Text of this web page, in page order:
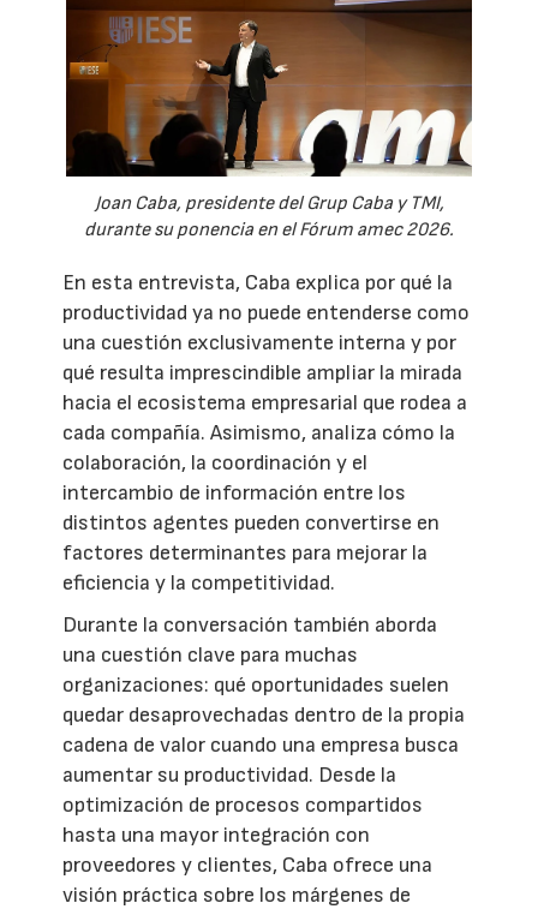
Joan Caba, presidente del Grup Caba y TMI,
durante su ponencia en el Fórum amec 2026.
En esta entrevista, Caba explica por qué la
productividad ya no puede entenderse como
una cuestión exclusivamente interna y por
qué resulta imprescindible ampliar la mirada
hacia el ecosistema empresarial que rodea a
cada compañía. Asimismo, analiza cómo la
colaboración, la coordinación y el
intercambio de información entre los
distintos agentes pueden convertirse en
factores determinantes para mejorar la
eficiencia y la competitividad.
Durante la conversación también aborda
una cuestión clave para muchas
organizaciones: qué oportunidades suelen
quedar desaprovechadas dentro de la propia
cadena de valor cuando una empresa busca
aumentar su productividad. Desde la
optimización de procesos compartidos
hasta una mayor integración con
proveedores y clientes, Caba ofrece una
visión práctica sobre los márgenes de